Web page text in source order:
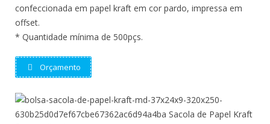
confeccionada em papel kraft em cor pardo, impressa em
offset.
* Quantidade mínima de 500pçs.
Orçamento